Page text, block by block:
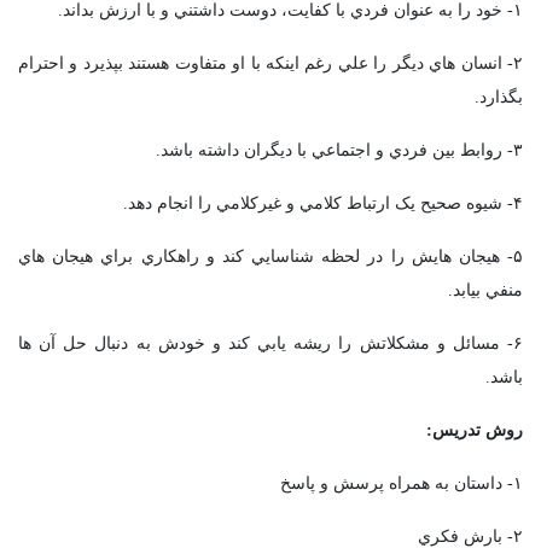
۱- خود را به عنوان فردي با کفايت، دوست داشتني و با ارزش بداند.
۲- انسان هاي ديگر را علي رغم اينکه با او متفاوت هستند بپذيرد و احترام
بگذارد.
۳- روابط بين فردي و اجتماعي با ديگران داشته باشد.
۴- شيوه صحيح يک ارتباط کلامي و غيرکلامي را انجام دهد.
۵- هيجان هايش را در لحظه شناسايي کند و راهکاري براي هيجان هاي
منفي بيابد.
۶- مسائل و مشکلاتش را ريشه يابي کند و خودش به دنبال حل آن ها
باشد.
روش تدريس:
۱- داستان به همراه پرسش و پاسخ
۲- بارش فکري